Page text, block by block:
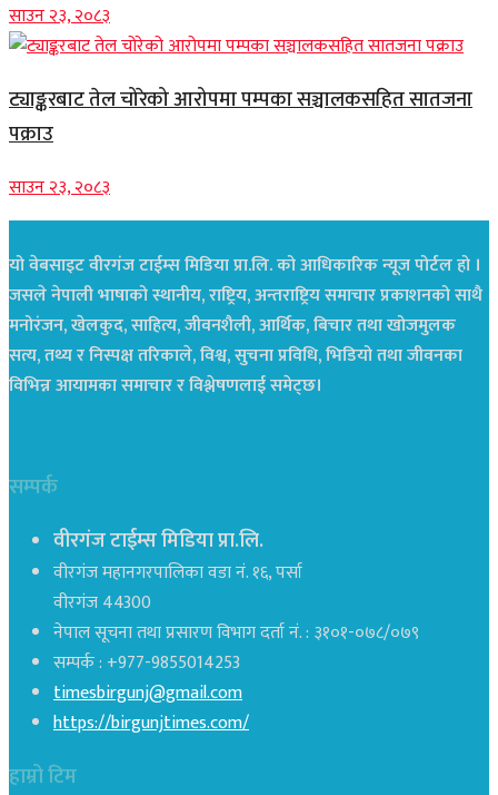
साउन २३, २०८३
ट्याङ्करबाट तेल चोरेको आरोपमा पम्पका सञ्चालकसहित सातजना
पक्राउ
साउन २३, २०८३
यो वेबसाइट वीरगंज टाईम्स मिडिया प्रा.लि. को आधिकारिक न्यूज पोर्टल हो ।
जसले नेपाली भाषाको स्थानीय, राष्ट्रिय, अन्तराष्ट्रिय समाचार प्रकाशनको साथै
मनोरंजन, खेलकुद, साहित्य, जीवनशैली, आर्थिक, बिचार तथा खोजमुलक
सत्य, तथ्य र निस्पक्ष तरिकाले, विश्व, सुचना प्रविधि, भिडियो तथा जीवनका
विभिन्न आयामका समाचार र विश्लेषणलाई समेट्छ।
सम्पर्क
वीरगंज टाईम्स मिडिया प्रा.लि.
वीरगंज महानगरपालिका वडा नं. १६, पर्सा
वीरगंज 44300
नेपाल सूचना तथा प्रसारण विभाग दर्ता नं. : ३१०१-०७८/०७९
सम्पर्क : +977-9855014253
timesbirgunj@gmail.com
https://birgunjtimes.com/
हाम्रो टिम